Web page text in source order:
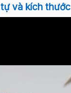
tựvà kích thước